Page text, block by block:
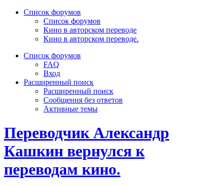
Список форумов
Список форумов
Кино в авторском переводе
Кино в авторском переводе.
Список форумов
FAQ
Вход
Расширенный поиск
Расширенный поиск
Сообщения без ответов
Активные темы
Переводчик Александр
Кашкин вернулся к
переводам кино.